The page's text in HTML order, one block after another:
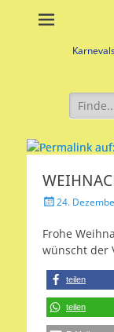
Suche
nach:
Veröffentlicht
nach
Heike
Veröffentlicht
nach
Heike
Veröffentlicht
24.
Frohe
wünscht der
teilen
teilen